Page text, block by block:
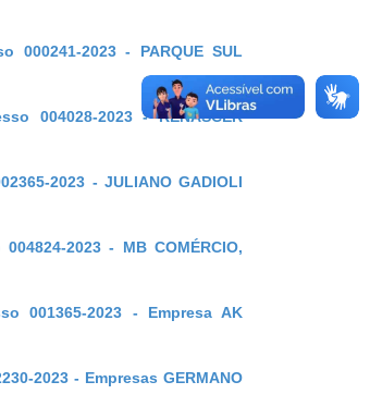
000241-2023 - PARQUE SUL
004028-2023 - RENASCER
2023 - JULIANO GADIOLI
2023 - MB COMÉRCIO,
001365-2023 - Empresa AK
2023 - Empresas GERMANO